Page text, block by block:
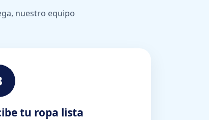
nuestro equipo
tu ropa lista